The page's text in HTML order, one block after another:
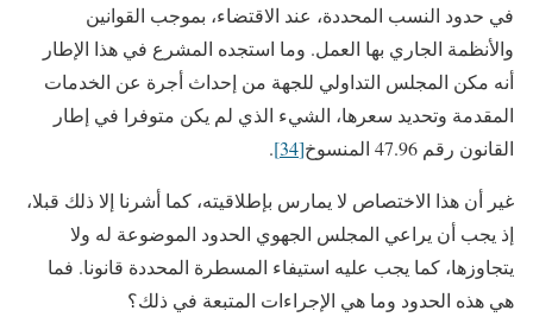
في حدود النسب المحددة، عند الاقتضاء، بموجب القوانين
والأنظمة الجاري بها العمل. وما استجده المشرع في هذا الإطار
أنه مكن المجلس التداولي للجهة من إحداث أجرة عن الخدمات
المقدمة وتحديد سعرها، الشيء الذي لم يكن متوفرا في إطار
القانون رقم 47.96 المنسوخ
[34]
.
غير أن هذا الاختصاص لا يمارس بإطلاقيته، كما أشرنا إلا ذلك قبلا،
إذ يجب أن يراعي المجلس الجهوي الحدود الموضوعة له ولا
يتجاوزها، كما يجب عليه استيفاء المسطرة المحددة قانونا. فما
هي هذه الحدود وما هي الإجراءات المتبعة في ذلك؟